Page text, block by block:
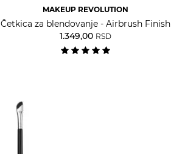
MAKEUP REVOLUTION
Četkica za blendovanje - Airbrush Finish
1.349,00 RSD